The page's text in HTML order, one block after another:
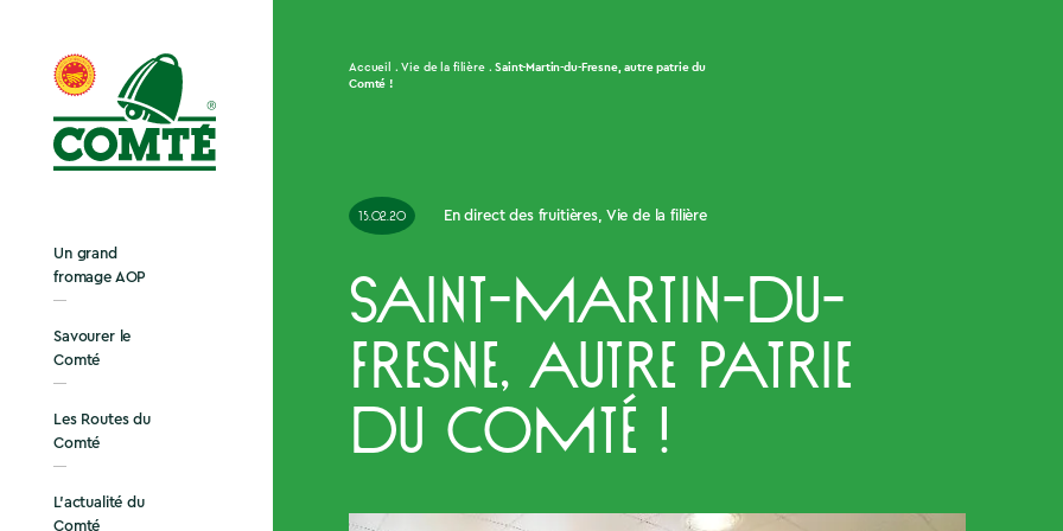
Un grand
fromage AOP
Savourer le
Comté
Les Routes du
Comté
L’actualité du
Comté
Accueil Vie de la filière
Saint-Martin-du-Fresne, autre patrie du
Comté !
15.02.20 En direct des fruitières Vie de la filière
Saint-Martin-du-
Fresne, autre patrie
du Comté !